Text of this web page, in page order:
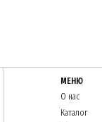
МЕНЮ
О нас
Каталог